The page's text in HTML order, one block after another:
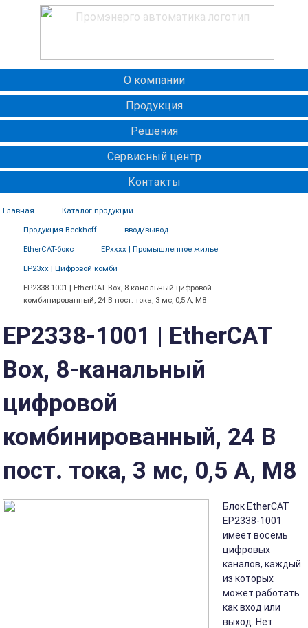
О компании
Продукция
Решения
Сервисный центр
Контакты
Главная Каталог продукции
Продукция Beckhoff ввод/вывод
EtherCAT-бокс EPxxxx | Промышленное жилье
EP23xx | Цифровой комби
ЕР2338-1001 | EtherCAT Box, 8-канальный цифровой
комбинированный, 24 В пост. тока, 3 мс, 0,5 А, M8
ЕР2338-1001 | EtherCAT
Box, 8-канальный
цифровой
комбинированный, 24 В
пост. тока, 3 мс, 0,5 А, M8
Блок EtherCAT
EP2338-1001
имеет восемь
цифровых
каналов, каждый
из которых
может работать
как вход или
выход. Нет